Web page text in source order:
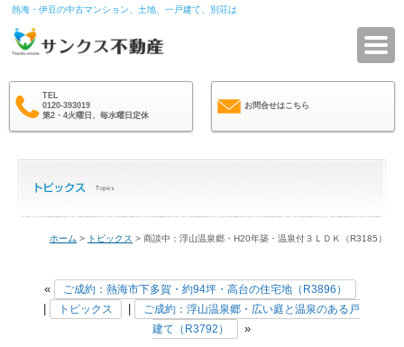
熱海・伊豆の中古マンション、土地、一戸建て、別荘は
TEL
0120-393019
第2・4火曜日、毎水曜日定休
お問合せはこちら
ホーム > トピックス > 商談中：浮山温泉郷・H20年築・温泉付３ＬＤＫ（R3185）
« ご成約：熱海市下多賀・約94坪・高台の住宅地（R3896）
トピックス
ご成約：浮山温泉郷・広い庭と温泉のある戸
建て（R3792）
»